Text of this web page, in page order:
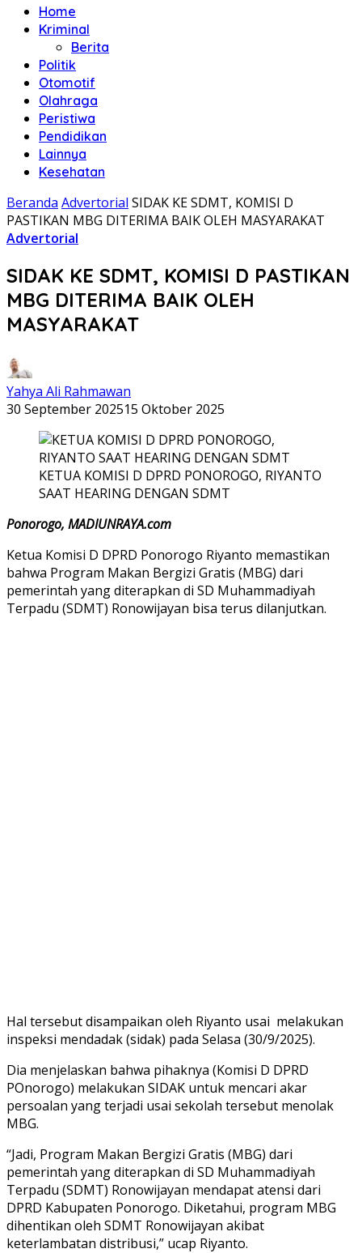
Home
Kriminal
Berita
Politik
Otomotif
Olahraga
Peristiwa
Pendidikan
Lainnya
Kesehatan
Beranda Advertorial SIDAK KE SDMT, KOMISI D
PASTIKAN MBG DITERIMA BAIK OLEH MASYARAKAT
Advertorial
SIDAK KE SDMT, KOMISI D PASTIKAN
MBG DITERIMA BAIK OLEH
MASYARAKAT
Yahya Ali Rahmawan
30 September 202515 Oktober 2025
KETUA KOMISI D DPRD PONOROGO, RIYANTO
SAAT HEARING DENGAN SDMT
Ponorogo, MADIUNRAYA.com
Ketua Komisi D DPRD Ponorogo Riyanto memastikan
bahwa Program Makan Bergizi Gratis (MBG) dari
pemerintah yang diterapkan di SD Muhammadiyah
Terpadu (SDMT) Ronowijayan bisa terus dilanjutkan.
Hal tersebut disampaikan oleh Riyanto usai melakukan
inspeksi mendadak (sidak) pada Selasa (30/9/2025).
Dia menjelaskan bahwa pihaknya (Komisi D DPRD
POnorogo) melakukan SIDAK untuk mencari akar
persoalan yang terjadi usai sekolah tersebut menolak
MBG.
“Jadi, Program Makan Bergizi Gratis (MBG) dari
pemerintah yang diterapkan di SD Muhammadiyah
Terpadu (SDMT) Ronowijayan mendapat atensi dari
DPRD Kabupaten Ponorogo. Diketahui, program MBG
dihentikan oleh SDMT Ronowijayan akibat
keterlambatan distribusi,” ucap Riyanto.